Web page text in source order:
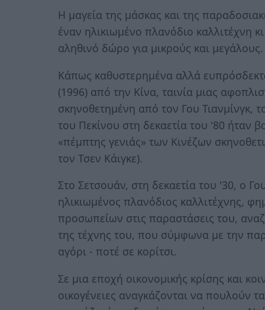
Η μαγεία της μάσκας και της
έναν ηλικιωμένο πλανόδιο καλλιτέχνη
αληθινό δώρο για μικρούς και μεγάλους.
Κάπως καθυστερημένα αλλά
(1996) από την Κίνα, ταινία μιας
σκηνοθετημένη από τον Γου Τιανμίνγκ,
του Πεκίνου στη δεκαετία του '80 ήταν
«πέμπτης γενιάς» των Κινέζων
τον Τσεν Κάιγκε).
Στο Σετσουάν, στη δεκαετία του '30, ο
ηλικιωμένος πλανόδιος καλλιτέχνης,
προσωπείων στις παραστάσεις του,
της τέχνης του, που σύμφωνα με την
αγόρι - ποτέ σε κορίτσι.
Σε μια εποχή οικονομικής κρίσης και
οικογένειες αναγκάζονται να πουλούν